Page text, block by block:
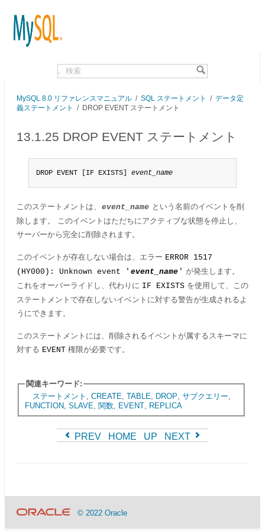
MySQL 8.0 リファレンスマニュアル / SQL ステートメント / データ定
義ステートメント
/ DROP EVENT ステートメント
13.1.25 DROP EVENT ステートメント
DROP EVENT [IF EXISTS] event_name
このステートメントは、 event_name という名前のイベントを削
除します。 このイベントはただちにアクティブな状態を停止し、
サーバーから完全に削除されます。
このイベントが存在しない場合は、エラー ERROR 1517
(HY000): Unknown event ' event_name ' が発生します。
これをオーバーライドし、代わりに IF EXISTS を使用して、この
ステートメントで存在しないイベントに対する警告が生成されるよ
うにできます。
このステートメントには、削除されるイベントが属するスキーマに
対する EVENT 権限が必要です。
関連キーワード:
ステートメント
CREATE TABLE DROP サブクエリー
FUNCTION, SLAVE 関数, EVENT, REPLICA
PREV HOME UP NEXT
© 2022 Oracle